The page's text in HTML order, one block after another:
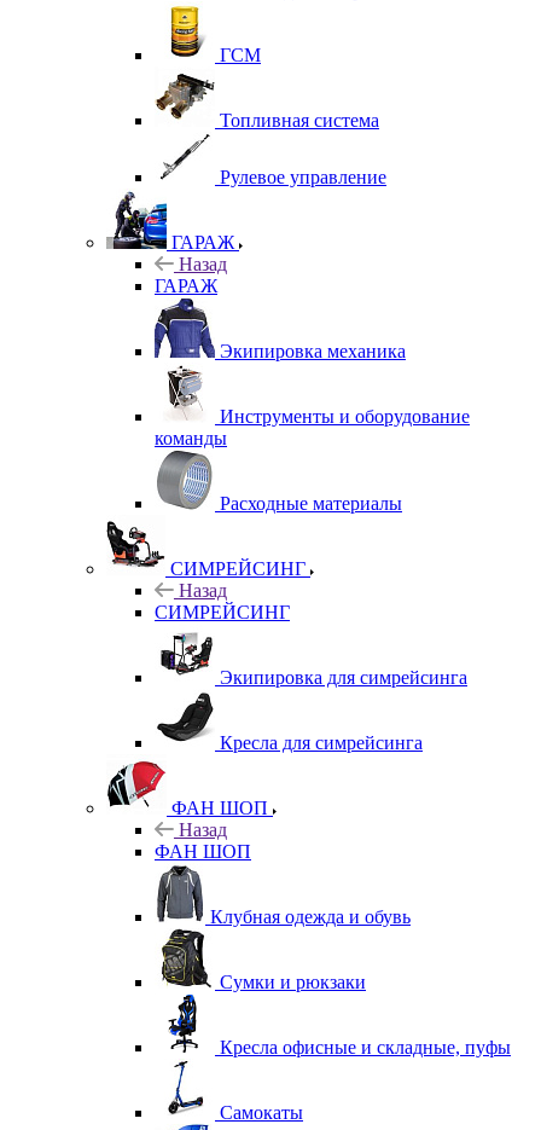
ГСМ
Топливная система
Рулевое управление
ГАРАЖ
Назад
ГАРАЖ
Экипировка механика
Инструменты и оборудование
команды
Расходные материалы
СИМРЕЙСИНГ
Назад
СИМРЕЙСИНГ
Экипировка для симрейсинга
Кресла для симрейсинга
ФАН ШОП
Назад
ФАН ШОП
Клубная одежда и обувь
Сумки и рюкзаки
Кресла офисные и складные, пуфы
Самокаты